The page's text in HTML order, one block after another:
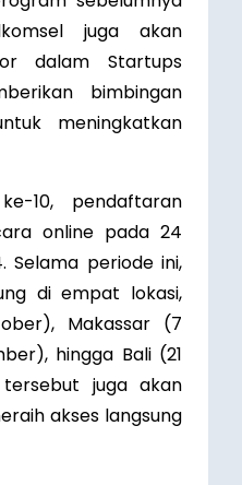
juga akan
dalam Startups
bimbingan
meningkatkan
10, pendaftaran
online pada 24
periode ini,
di empat lokasi,
Makassar (7
hingga Bali (21
juga akan
akses langsung